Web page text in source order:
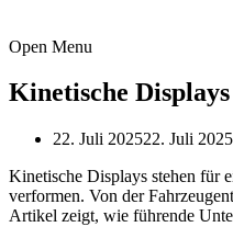
Open Menu
Kinetische
22. Juli 202522. Juli 2025
Kinetische Displays stehen für
verformen. Von der
Artikel zeigt, wie führende